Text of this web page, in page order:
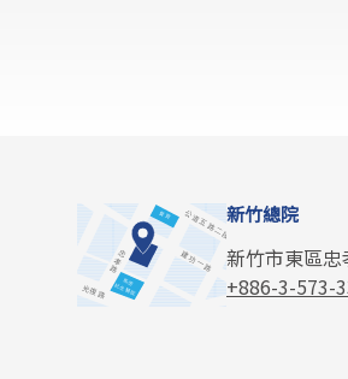
新竹總院
新竹市東區
+886-3-573-